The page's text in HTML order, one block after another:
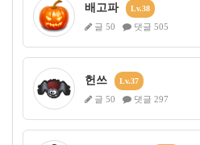
배고파 Lv.38
글 50 댓글 505
헌쓰 Lv.37
글 50 댓글 297